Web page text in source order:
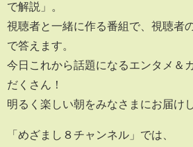
で解説」。
視聴者と一緒に作る番組で、視聴者
で答えます。
今日これから話題になるエンタメ＆
だくさん！
明るく楽しい朝をみなさまにお届け
「めざまし８チャンネル」では、